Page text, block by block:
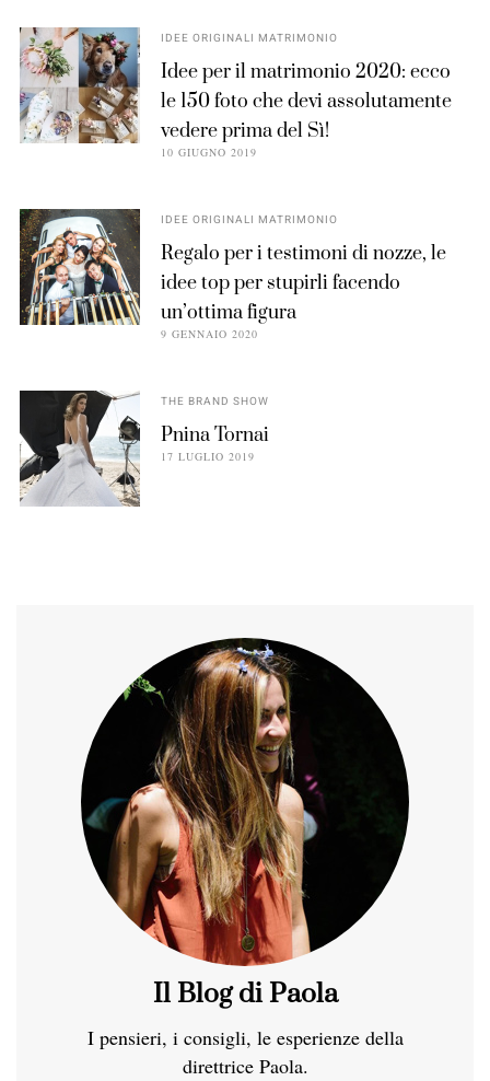
IDEE ORIGINALI MATRIMONIO
Idee per il matrimonio 2020: ecco
le 150 foto che devi assolutamente
vedere prima del Sì!
10 GIUGNO 2019
IDEE ORIGINALI MATRIMONIO
Regalo per i testimoni di nozze, le
idee top per stupirli facendo
un’ottima figura
9 GENNAIO 2020
THE BRAND SHOW
Pnina Tornai
17 LUGLIO 2019
Il Blog di Paola
I pensieri, i consigli, le esperienze della
direttrice Paola.